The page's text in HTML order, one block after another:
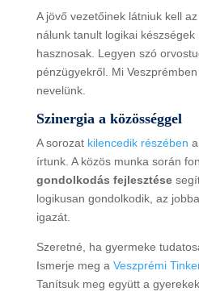
A jövő vezetőinek látniuk kell
nálunk tanult logikai
hasznosak. Legyen szó
pénzügyekről. Mi
nevelünk.
Szinergia a közösséggel
A sorozat kilencedik részében
írtunk. A közös munka során
gondolkodás fejlesztése
logikusan gondolkodik, az
igazát.
Szeretné, ha gyermeke
Ismerje meg a Veszprémi
Tanítsuk meg együtt a